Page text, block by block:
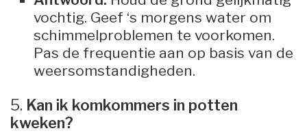
vochtig. Geef ‘s morgens water om
schimmelproblemen te voorkomen.
Pas de frequentie aan op basis van de
weersomstandigheden.
5. Kan ik komkommers in potten
kweken?